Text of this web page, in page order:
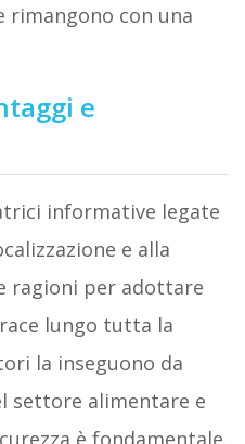
rimangono con una
e
informative legate
e alla
ragioni per adottare
lungo tutta la
la inseguono da
settore alimentare e
è fondamentale.